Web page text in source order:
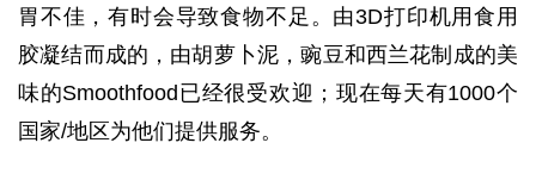
胃不佳，有时会导致食物不足。由3D打印机用食用
胶凝结而成的，由胡萝卜泥，豌豆和西兰花制成的美
味的Smoothfood已经很受欢迎；现在每天有1000个
国家/地区为他们提供服务。